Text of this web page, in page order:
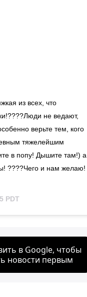
из всех, что
не ведают,
верьте тем, кого
тяжелейшим
в попу! Дышите там!) а
????Чего и нам желаю!
PDT
в Google, чтобы
новости первым